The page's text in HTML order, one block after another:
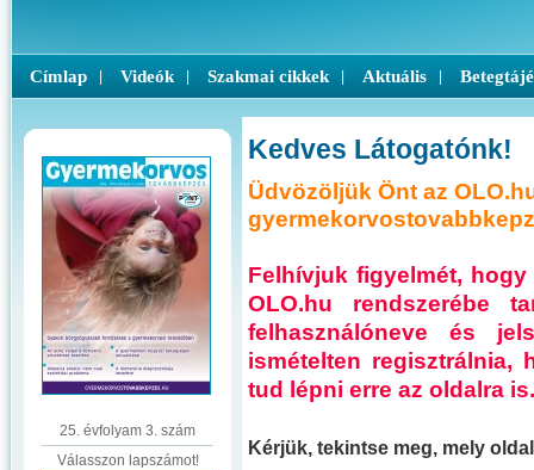
Címlap Videók Szakmai cikkek Aktuális
25. évfolyam 3. szám
Válasszon lapszámot!
Kedves Látogatónk!
Üdvözöljük Önt az
Felhívjuk figyelmét,
OLO.hu rendszerébe
felhasználóneve és
ismételten regisztrálnia,
tud lépni erre az oldalra is.
Kérjük, tekintse meg, mely